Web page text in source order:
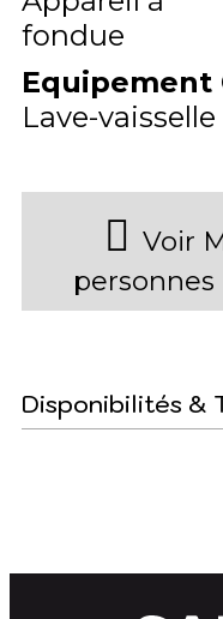
fondue
Equipement
Lave-vaisselle
Voir
personnes
Disponibilités &